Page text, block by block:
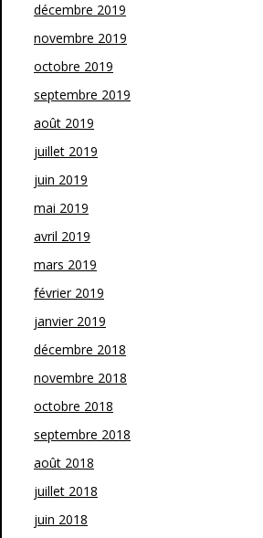
décembre 2019
novembre 2019
octobre 2019
septembre 2019
août 2019
juillet 2019
juin 2019
mai 2019
avril 2019
mars 2019
février 2019
janvier 2019
décembre 2018
novembre 2018
octobre 2018
septembre 2018
août 2018
juillet 2018
juin 2018